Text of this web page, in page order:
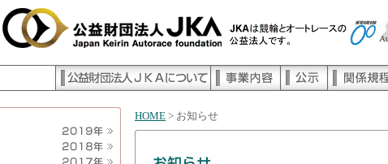
HOME > お知らせ